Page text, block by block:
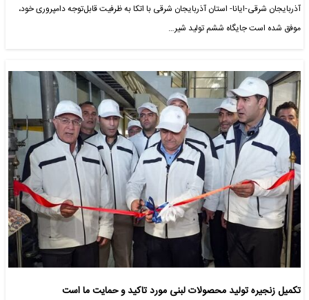
آذربایجان شرقی-ایانا- استان آذربایجان شرقی با اتکا به ظرفیت قابل‌توجه دامپروری خود،
موفق شده است جایگاه ششم تولید شیر…
تکمیل زنجیره تولید محصولات لبنی مورد تاکید و حمایت ما است